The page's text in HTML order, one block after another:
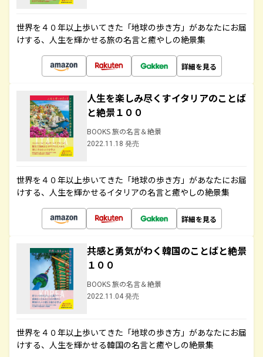
世界を４０年以上歩いてきた「地球の歩き方」があなたにお届
けする、人生を輝かせる旅の名言と癒やしの絶景集
詳細を見る
人生を楽しみ尽くすイタリアのことば
と絶景１００
BOOKS 旅の名言＆絶景
2022.11.18 発売
世界を４０年以上歩いてきた「地球の歩き方」があなたにお届
けする、人生を輝かせるイタリアの名言と癒やしの絶景集
詳細を見る
共感と勇気がわく韓国のことばと絶景
１００
BOOKS 旅の名言＆絶景
2022.11.04 発売
世界を４０年以上歩いてきた「地球の歩き方」があなたにお届
けする、人生を輝かせる韓国の名言と癒やしの絶景集